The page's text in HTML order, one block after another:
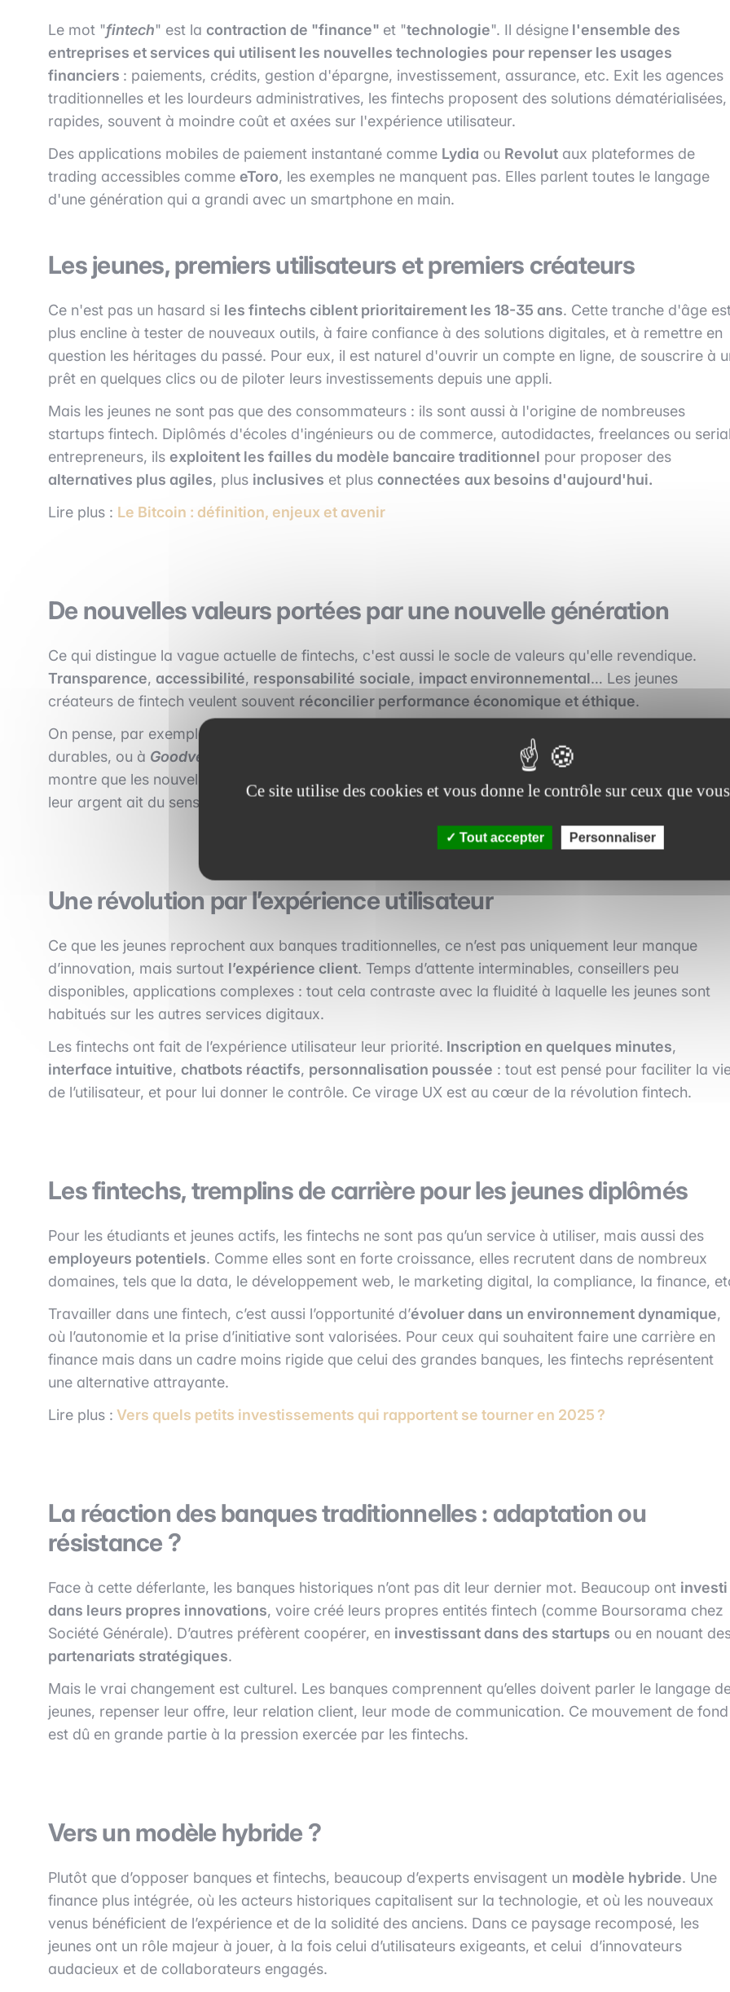
Le mot "fintech" est la contraction de "finance" et "technologie". Il désigne l'ensemble des
entreprises et services qui utilisent les nouvelles technologies pour repenser les usages
financiers : paiements, crédits, gestion d'épargne, investissement, assurance, etc. Exit les agences
traditionnelles et les lourdeurs administratives, les fintechs proposent des solutions dématérialisées,
rapides, souvent à moindre coût et axées sur l'expérience utilisateur.
Des applications mobiles de paiement instantané comme Lydia ou Revolut aux plateformes de
trading accessibles comme eToro, les exemples ne manquent pas. Elles parlent toutes le langage
d'une génération qui a grandi avec un smartphone en main.
Les jeunes, premiers utilisateurs et premiers créateurs
Ce n'est pas un hasard si les fintechs ciblent prioritairement les 18-35 ans. Cette tranche d'âge
plus encline à tester de nouveaux outils, à faire confiance à des solutions digitales, et à remettre en
question les héritages du passé. Pour eux, il est naturel d'ouvrir un compte en ligne, de souscrire à
prêt en quelques clics ou de piloter leurs investissements depuis une appli.
Mais les jeunes ne sont pas que des consommateurs : ils sont aussi à l'origine de nombreuses
startups fintech. Diplômés d'écoles d'ingénieurs ou de commerce, autodidactes, freelances ou
entrepreneurs, ils exploitent les failles du modèle bancaire traditionnel pour proposer des
alternatives plus agiles, plus inclusives et plus connectées aux besoins d'aujourd'hui.
Lire plus : Le Bitcoin : définition, enjeux et avenir
De nouvelles valeurs portées par une nouvelle génération
Ce qui distingue la vague actuelle de fintechs, c'est aussi le socle de valeurs qu'elle revendique.
Transparence, accessibilité, responsabilité sociale, impact environnemental… Les jeunes
créateurs de fintech veulent souvent réconcilier performance économique et éthique.
On pense, par exemple, à
durables, ou à Goodvest
, qui propose une assurance-vie 100 % ESG. Le succès de ces initiatives
montre que les nouvelles générations
leur argent ait du sens.
Une révolution par l’expérience utilisateur
Ce que les jeunes reprochent aux banques traditionnelles, ce n’est pas uniquement leur manque
d’innovation, mais surtout l’expérience client. Temps d’attente interminables, conseillers peu
disponibles, applications complexes : tout cela contraste avec la fluidité à laquelle les jeunes sont
habitués sur les autres services digitaux.
Les fintechs ont fait de l’expérience utilisateur leur priorité. Inscription en quelques minutes,
interface intuitive, chatbots réactifs, personnalisation poussée : tout est pensé pour faciliter la
de l’utilisateur, et pour lui donner le contrôle. Ce virage UX est au cœur de la révolution fintech.
Les fintechs, tremplins de carrière pour les jeunes diplômés
Pour les étudiants et jeunes actifs, les fintechs ne sont pas qu’un service à utiliser, mais aussi des
employeurs potentiels. Comme elles sont en forte croissance, elles recrutent dans de nombreux
domaines, tels que la data, le développement web, le marketing digital, la compliance, la finance,
Travailler dans une fintech, c’est aussi l’opportunité d’évoluer dans un environnement dynamique,
où l’autonomie et la prise d’initiative sont valorisées. Pour ceux qui souhaitent faire une carrière en
finance mais dans un cadre moins rigide que celui des grandes banques, les fintechs représentent
une alternative attrayante.
Lire plus : Vers quels petits investissements qui rapportent se tourner en 2025 ?
La réaction des banques traditionnelles : adaptation ou
résistance ?
Face à cette déferlante, les banques historiques n’ont pas dit leur dernier mot. Beaucoup ont investi
dans leurs propres innovations, voire créé leurs propres entités fintech (comme Boursorama chez
Société Générale). D’autres préfèrent coopérer, en investissant dans des startups ou en nouant
partenariats stratégiques.
Mais le vrai changement est culturel. Les banques comprennent qu’elles doivent parler le langage
jeunes, repenser leur offre, leur relation client, leur mode de communication. Ce mouvement de fond
est dû en grande partie à la pression exercée par les fintechs.
Vers un modèle hybride ?
Plutôt que d’opposer banques et fintechs, beaucoup d’experts envisagent un modèle hybride. Une
finance plus intégrée, où les acteurs historiques capitalisent sur la technologie, et où les nouveaux
venus bénéficient de l’expérience et de la solidité des anciens. Dans ce paysage recomposé, les
jeunes ont un rôle majeur à jouer, à la fois celui d’utilisateurs exigeants, et celui d’innovateurs
audacieux et de collaborateurs engagés.
Ce site utilise des cookies et vous donne le contrôle sur ceux que
Tout accepter Personnaliser